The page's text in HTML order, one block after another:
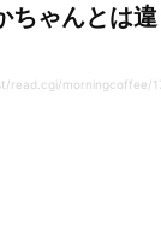
ちゃんとは違
read.cgi/morningcoffee/